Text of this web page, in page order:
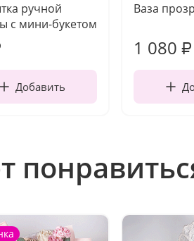
ручной
с мини-букетом
Добавить
Ваза
1 080 ₽